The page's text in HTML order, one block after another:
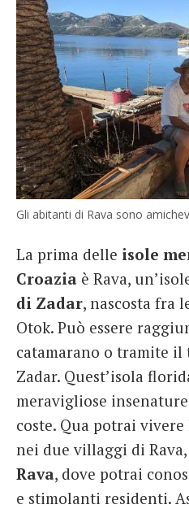
Gli abitanti di Rava sono
La prima delle isole
Croazia è Rava,
di Zadar, nascosta fra
Otok. Può essere
catamarano o tramite il
Zadar. Quest’isola
meravigliose
coste. Qua potrai
nei due villaggi di Rava,
Rava, dove potrai
e stimolanti residenti.